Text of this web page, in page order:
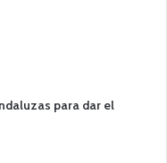
para dar el